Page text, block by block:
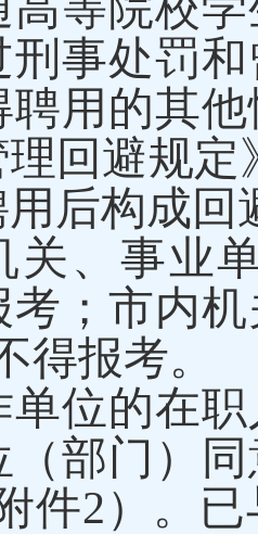
刑事处罚
聘用的其
回避规定
后构成回
关、事业
考；市内
得报考。
单位的在
（部门）
件2）。